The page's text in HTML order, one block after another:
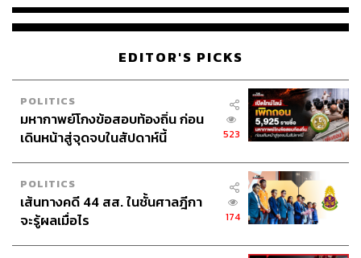
EDITOR'S PICKS
POLITICS
มหากาพย์โกงข้อสอบท้องถิ่น ก่อน
เดินหน้าสู่จุดจบในสัปดาห์นี้
523
POLITICS
เส้นทางคดี 44 สส. ในชั้นศาลฎีกา
จะรู้ผลเมื่อไร
174